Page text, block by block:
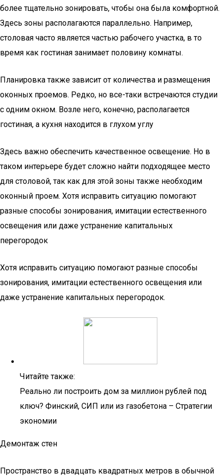
более тщательно зонировать, чтобы она была комфортной.
Здесь зоны располагаются параллельно. Например,
столовая часто является частью рабочего участка, в то
время как гостиная занимает половину комнаты.
Планировка также зависит от количества и размещения
оконных проемов. Редко, но все-таки встречаются студии
с одним окном. Возле него, конечно, располагается
гостиная, а кухня находится в глухом углу
Здесь важно обеспечить качественное освещение. Но в
таком интерьере будет сложно найти подходящее место
для столовой, так как для этой зоны также необходим
оконный проем. Хотя исправить ситуацию помогают
разные способы зонирования, имитации естественного
освещения или даже устранение капитальных
перегородок
Хотя исправить ситуацию помогают разные способы
зонирования, имитации естественного освещения или
даже устранение капитальных перегородок.
Читайте также:
Реально ли построить дом за миллион рублей под
ключ? Финский, СИП или из газобетона – Стратегии
экономии
Демонтаж стен
Пространство в двадцать квадратных метров в обычной